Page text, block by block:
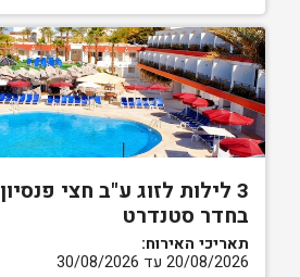
3 לילות לזוג ע"ב חצי פנסיון
בחדר סטנדרט
תאריכי האירוח:
20/08/2026 עד 30/08/2026